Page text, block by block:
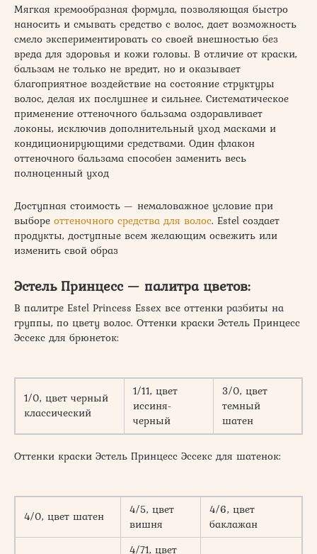
Мягкая кремообразная формула, позволяющая быстро
наносить и смывать средство с волос, дает возможность
смело экспериментировать со своей внешностью без
вреда для здоровья и кожи головы. В отличие от краски,
бальзам не только не вредит, но и оказывает
благоприятное воздействие на состояние структуры
волос, делая их послушнее и сильнее. Систематическое
применение оттеночного бальзама оздоравливает
локоны, исключив дополнительный уход масками и
кондиционирующими средствами. Один флакон
оттеночного бальзама способен заменить весь
полноценный уход
Доступная стоимость — немаловажное условие при
выборе оттеночного средства для волос. Estel создает
продукты, доступные всем желающим освежить или
изменить свой образ
Эстель Принцесс — палитра цветов:
В палитре Estel Princess Essex все оттенки разбиты на
группы, по цвету волос. Оттенки краски Эстель Принцесс
Эссекс для брюнеток:
1/0, цвет черный
классический
1/11, цвет
иссиня-
черный
3/0, цвет
темный
шатен
Оттенки краски Эстель Принцесс Эссекс для шатенок:
4/0, цвет шатен
4/5, цвет
вишня
4/6, цвет
баклажан
4/71, цвет